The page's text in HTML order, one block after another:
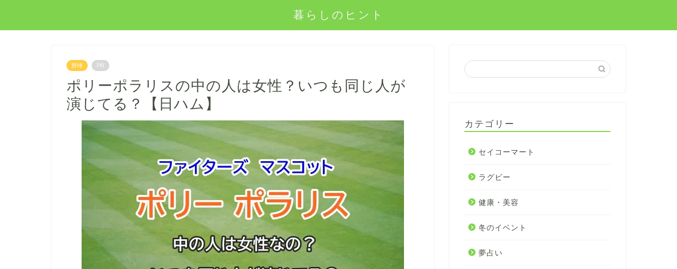
暮らしのヒント
野球 PR
ポリーポラリスの中の人は女性？いつも同じ人が
演じてる？【日ハム】
カテゴリー
セイコーマート
ラグビー
健康・美容
冬のイベント
夢占い